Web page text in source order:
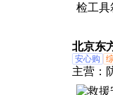
检工具
仪器工
北京东
安心购
主营：
销毁器